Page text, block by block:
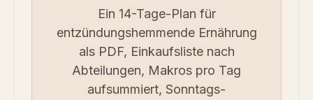
Ein 14-Tage-Plan für
entzündungshemmende Ernährung
als PDF, Einkaufsliste nach
Abteilungen, Makros pro Tag
aufsummiert, Sonntags-